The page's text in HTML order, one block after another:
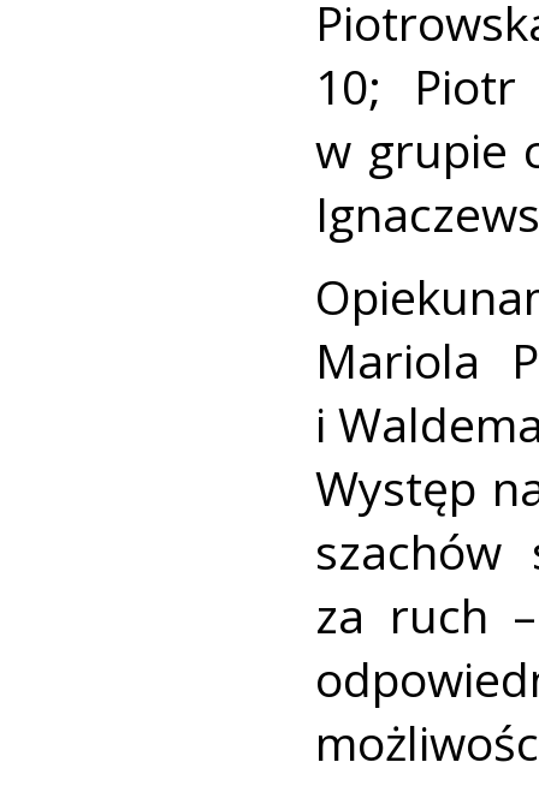
10;
w grupie
Mariola
i
Występ
za ruch